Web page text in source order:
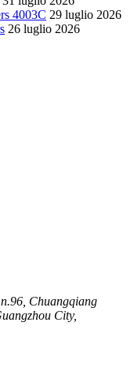
4003C 29 luglio 2026
26 luglio 2026
Chuangqiang
City,